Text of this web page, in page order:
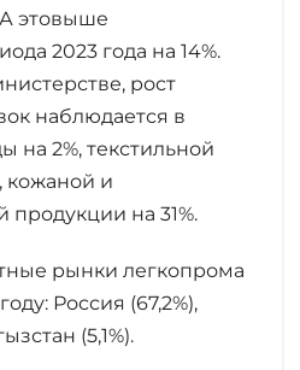
этовыше
2023 года на 14%.
рост
наблюдается в
на 2%, текстильной
кожаной и
продукции на 31%.
рынки легкопрома
Россия (67,2%),
(5,1%).